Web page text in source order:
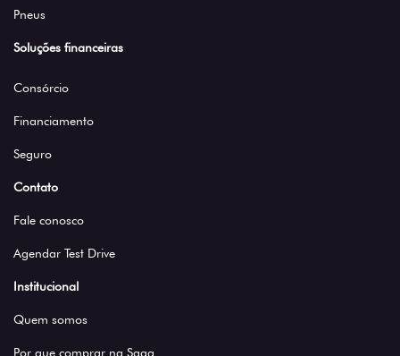
Pneus
Soluções financeiras
Consórcio
Financiamento
Seguro
Contato
Fale conosco
Agendar Test Drive
Institucional
Quem somos
Por que comprar na Saga